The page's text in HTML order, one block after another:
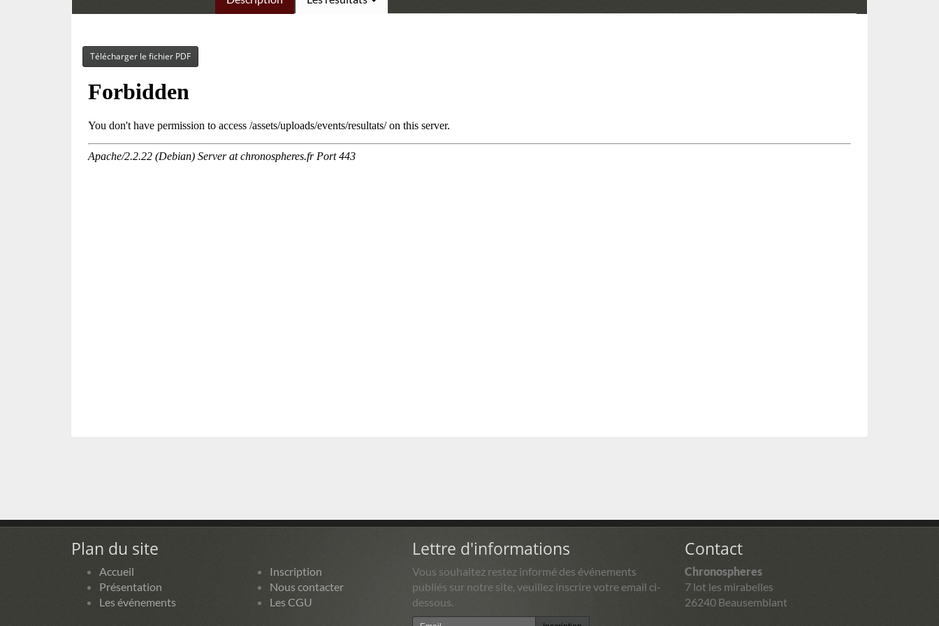
Télécharger le fichier PDF
Plan du site
Accueil
Présentation
Les événements
Inscription
Nous contacter
Les CGU
Lettre d'informations
Vous souhaitez restez informé des événements
publiés sur notre site, veuillez inscrire votre email ci-
dessous.
Contact
Chronospheres
7 lot les mirabelles
26240 Beausemblant